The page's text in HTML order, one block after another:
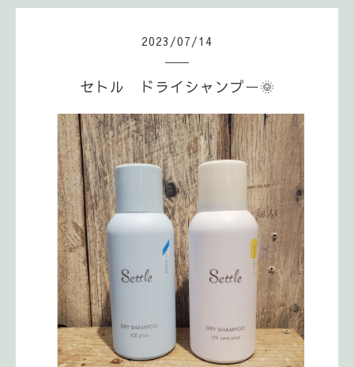
2023 /07/14
セトル ドライシャンプー🌞